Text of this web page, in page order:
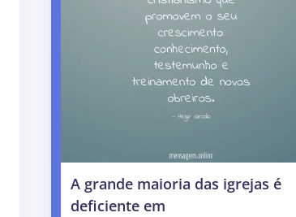
A grande maioria das igrejas é
deficiente em